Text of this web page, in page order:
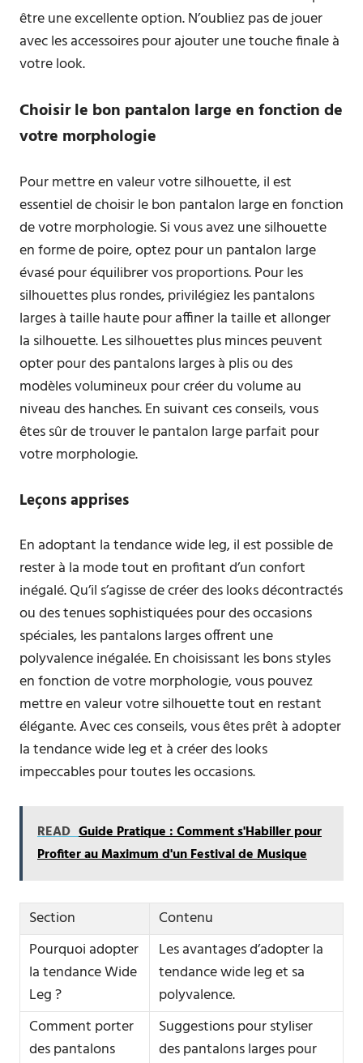
être une excellente option. N’oubliez pas de jouer
avec les accessoires pour ajouter une touche finale à
votre look.
Choisir le bon pantalon large en fonction de
votre morphologie
Pour mettre en valeur votre silhouette, il est
essentiel de choisir le bon pantalon large en fonction
de votre morphologie. Si vous avez une silhouette
en forme de poire, optez pour un pantalon large
évasé pour équilibrer vos proportions. Pour les
silhouettes plus rondes, privilégiez les pantalons
larges à taille haute pour affiner la taille et allonger
la silhouette. Les silhouettes plus minces peuvent
opter pour des pantalons larges à plis ou des
modèles volumineux pour créer du volume au
niveau des hanches. En suivant ces conseils, vous
êtes sûr de trouver le pantalon large parfait pour
votre morphologie.
Leçons apprises
En adoptant la tendance wide leg, il est possible de
rester à la mode tout en profitant d’un confort
inégalé. Qu’il s’agisse de créer des looks décontractés
ou des tenues sophistiquées pour des occasions
spéciales, les pantalons larges offrent une
polyvalence inégalée. En choisissant les bons styles
en fonction de votre morphologie, vous pouvez
mettre en valeur votre silhouette tout en restant
élégante. Avec ces conseils, vous êtes prêt à adopter
la tendance wide leg et à créer des looks
impeccables pour toutes les occasions.
READ Guide Pratique : Comment s'Habiller pour
Profiter au Maximum d'un Festival de Musique
Section
Contenu
Pourquoi adopter
la tendance Wide
Leg ?
Les avantages d’adopter la
tendance wide leg et sa
polyvalence.
Comment porter
des pantalons
Suggestions pour styliser
des pantalons larges pour